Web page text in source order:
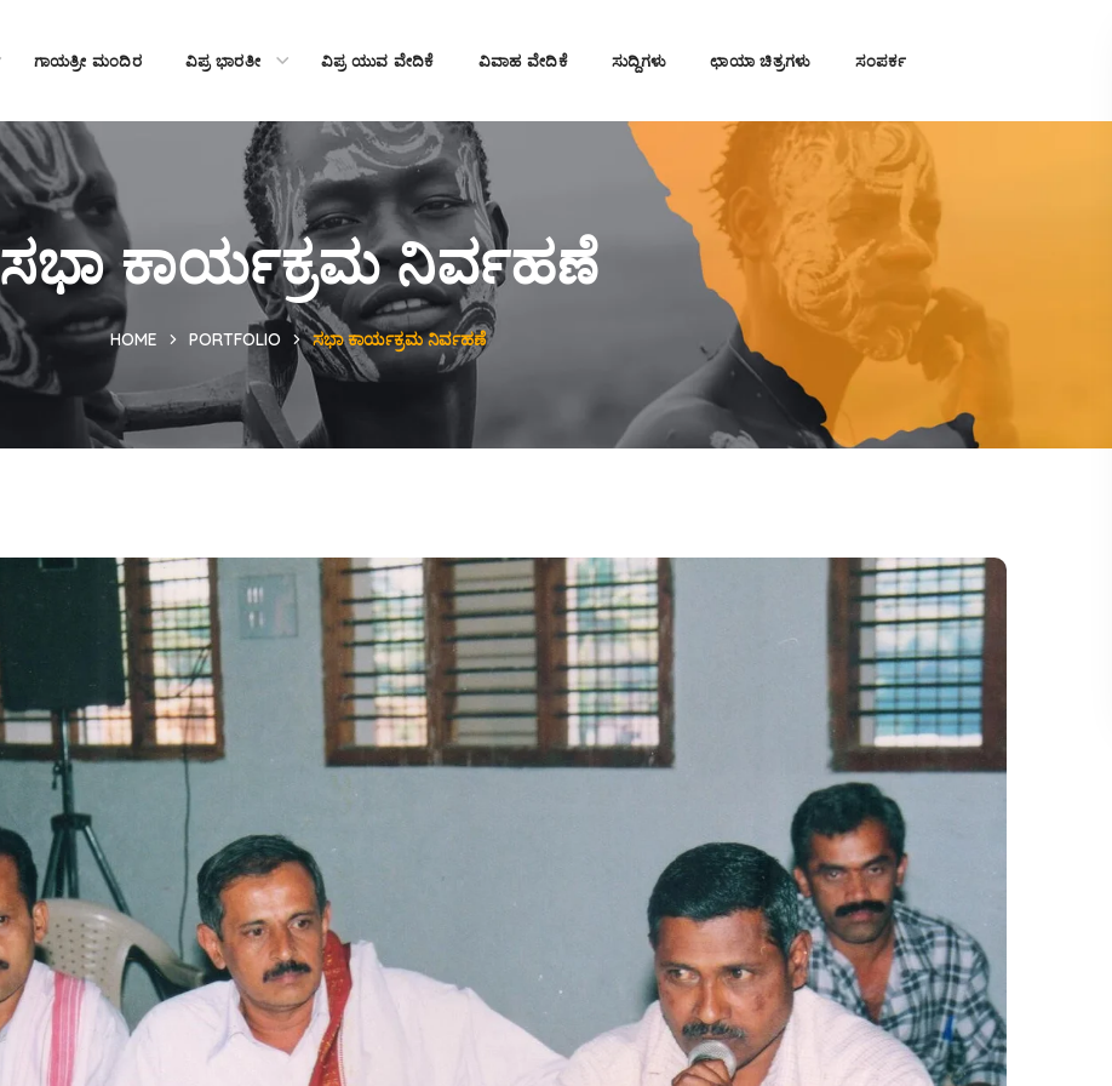
ಗಾಯತ್ರೀ ಮಂದಿರ ವಿಪ್ರ ಭಾರತೀ ವಿಪ್ರ ಯುವ ವೇದಿಕೆ ವಿವಾಹ ವೇದಿಕೆ ಸುದ್ದಿಗಳು ಛಾಯಾ ಚಿತ್ರಗಳು ಸಂಪರ್ಕ
ಸಭಾ ಕಾರ್ಯಕ್ರಮ ನಿರ್ವಹಣೆ
HOME PORTFOLIO ಸಭಾ ಕಾರ್ಯಕ್ರಮ ನಿರ್ವಹಣೆ